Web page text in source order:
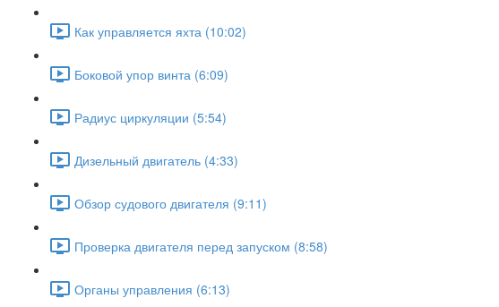
Как управляется яхта (10:02)
Боковой упор винта (6:09)
Радиус циркуляции (5:54)
Дизельный двигатель (4:33)
Обзор судового двигателя (9:11)
Проверка двигателя перед запуском (8:58)
Органы управления (6:13)